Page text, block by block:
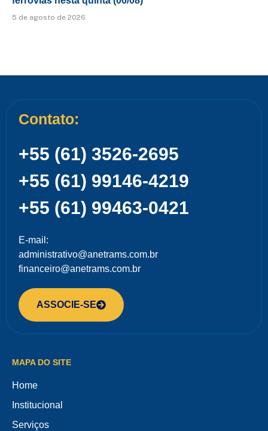
5 de agosto de 2026
Contato:
+55 (61) 3526-2695
+55 (61) 99146-4219
+55 (61) 99463-0421
E-mail:
administrativo@anetrams.com.br
financeiro@anetrams.com.br
ASSOCIE-SE
MAPA DO SITE
Home
Institucional
Serviços